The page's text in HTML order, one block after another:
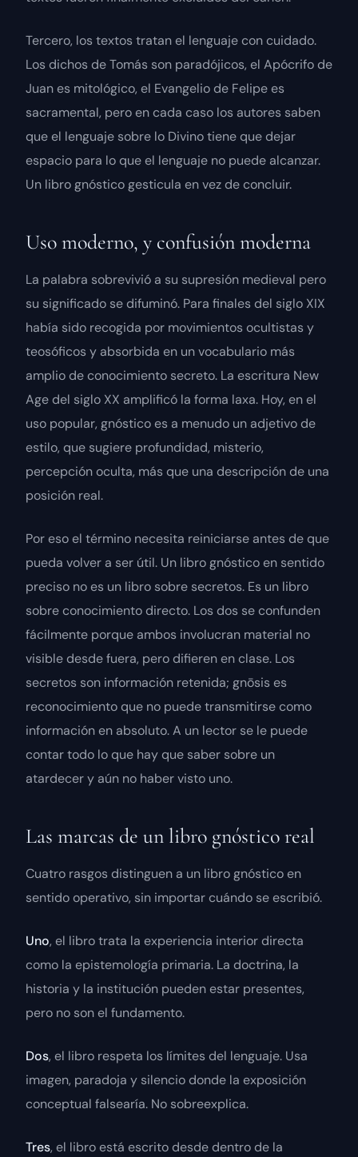
Tercero, los textos tratan el lenguaje con cuidado.
Los dichos de Tomás son paradójicos, el Apócrifo de
Juan es mitológico, el Evangelio de Felipe es
sacramental, pero en cada caso los autores saben
que el lenguaje sobre lo Divino tiene que dejar
espacio para lo que el lenguaje no puede alcanzar.
Un libro gnóstico gesticula en vez de concluir.
Uso moderno, y confusión moderna
La palabra sobrevivió a su supresión medieval pero
su significado se difuminó. Para finales del siglo XIX
había sido recogida por movimientos ocultistas y
teosóficos y absorbida en un vocabulario más
amplio deconocimiento secreto. La escritura New
Agedel siglo XX amplificó la forma laxa. Hoy, en el
uso popular, gnósticoes a menudo un adjetivo de
estilo, que sugiere profundidad, misterio,
percepción oculta, más que una descripción de una
posición real.
Por eso el término necesita reiniciarse antes de que
pueda volver a ser útil. Un libro gnóstico en sentido
preciso no es un libro sobre secretos. Es un libro
sobreconocimiento directo. Los dos se confunden
fácilmente porque ambos involucran material no
visible desde fuera, pero difieren en clase. Los
secretos son información retenida; gnōsises
reconocimiento que no puede transmitirse como
información en absoluto. A un lector se le puede
contar todo lo que hay que saber sobre un
atardecer y aún no haber visto uno.
Las marcas de un libro gnóstico real
Cuatro rasgos distinguen a un libro gnóstico en
sentido operativo, sin importar cuándo se escribió.
Uno, el libro trata la experiencia interior directa
como la epistemología primaria. La doctrina, la
historia y la institución pueden estar presentes,
pero no son el fundamento.
Dos, el libro respeta los límites del lenguaje. Usa
imagen, paradoja y silencio donde la exposición
conceptual falsearía. No sobreexplica.
Tres, el libro está escrito desde dentro de la